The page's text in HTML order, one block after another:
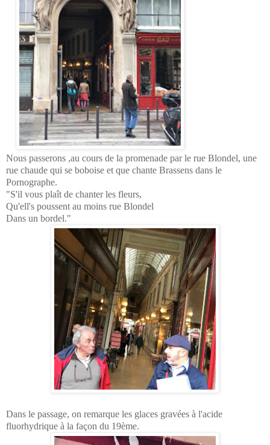
Nous passerons ,au cours de la promenade par le rue Blondel, une
rue chaude qui se boboise et que chante Brassens dans le
Pornographe.
"S'il vous plaît de chanter les fleurs,
Qu'ell's poussent au moins rue Blondel
Dans un bordel."
Dans le passage, on remarque les glaces gravées à l'acide
fluorhydrique à la façon du 19ème.